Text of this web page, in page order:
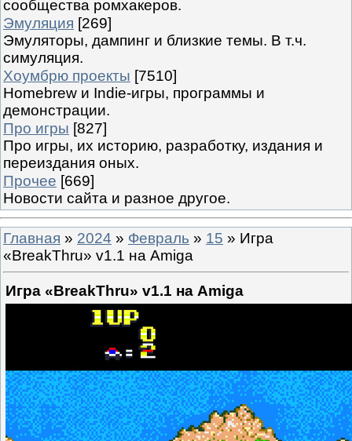
сообщества ромхакеров.
Эмуляция [269]
Эмуляторы, дампинг и близкие темы. В т.ч.
симуляция.
Хоумбрю проекты [7510]
Homebrew и Indie-игры, программы и
демонстрации.
Про игры [827]
Про игры, их историю, разработку, издания и
переиздания оных.
Прочее [669]
Новости сайта и разное другое.
Главная » 2024 » Февраль » 15 » Игра
«BreakThru» v1.1 на Amiga
Игра «BreakThru» v1.1 на Amiga